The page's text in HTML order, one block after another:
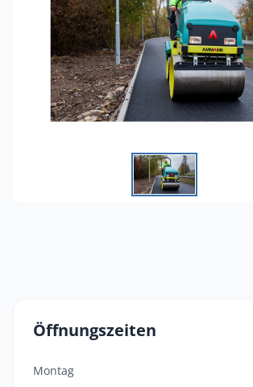
Öffnungszeiten
Montag